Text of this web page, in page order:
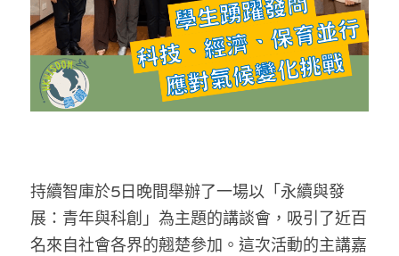
反華推手起底
美西霸凌內幕
美西極權主義
極端暴恐實錄
屈穎妍專欄
朱庭萱專欄
莫綺琪專欄
招國偉專欄
高松傑專欄
醫院口岸爆炸案
屠龍小隊案
黎智英案審訊
35+顛覆案
生活
吃喝玩指南
休閒好介紹
花生仔漫畫週記
關於我們
人才招聘
商戶合作
支持讚助
搜索
繁體中文
English
持續智庫於5日晚間舉辦了一場以「永續與發
展：青年與科創」為主題的講談會，吸引了近百
名來自社會各界的翹楚參加。這次活動的主講嘉